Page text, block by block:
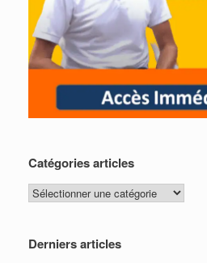
Catégories articles
Catégories
articles
Derniers articles